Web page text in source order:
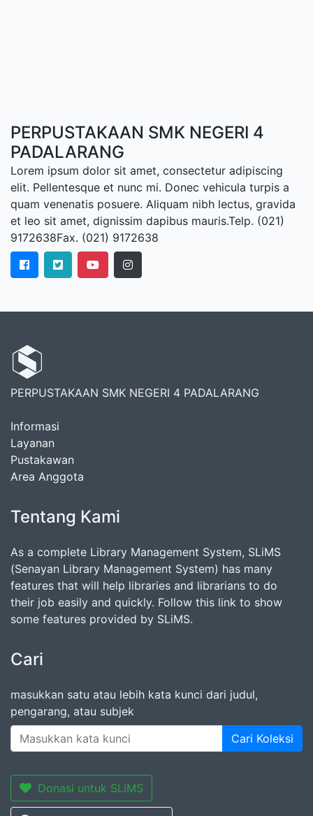
PERPUSTAKAAN SMK NEGERI 4
PADALARANG
Lorem ipsum dolor sit amet, consectetur adipiscing
elit. Pellentesque et nunc mi. Donec vehicula turpis a
quam venenatis posuere. Aliquam nibh lectus, gravida
et leo sit amet, dignissim dapibus mauris.Telp. (021)
9172638Fax. (021) 9172638
PERPUSTAKAAN SMK NEGERI 4 PADALARANG
Informasi
Layanan
Pustakawan
Area Anggota
Tentang Kami
As a complete Library Management System, SLiMS
(Senayan Library Management System) has many
features that will help libraries and librarians to do
their job easily and quickly. Follow this link to show
some features provided by SLiMS.
Cari
masukkan satu atau lebih kata kunci dari judul,
pengarang, atau subjek
Cari Koleksi
Donasi untuk SLiMS